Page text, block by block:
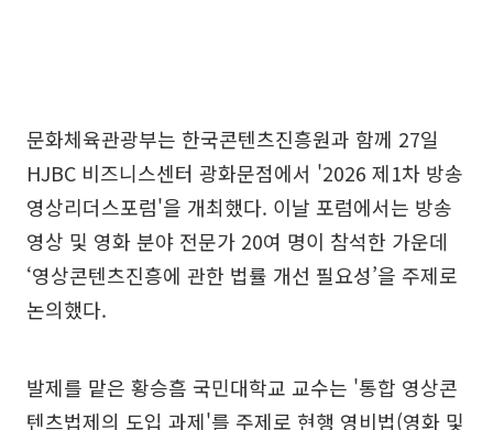
문화체육관광부는 한국콘텐츠진흥원과 함께 27일
HJBC 비즈니스센터 광화문점에서 '2026 제1차 방송
영상리더스포럼'을 개최했다. 이날 포럼에서는 방송
영상 및 영화 분야 전문가 20여 명이 참석한 가운데
‘영상콘텐츠진흥에 관한 법률 개선 필요성’을 주제로
논의했다.
발제를 맡은 황승흠 국민대학교 교수는 '통합 영상콘
텐츠법제의 도입 과제'를 주제로 현행 영비법(영화 및